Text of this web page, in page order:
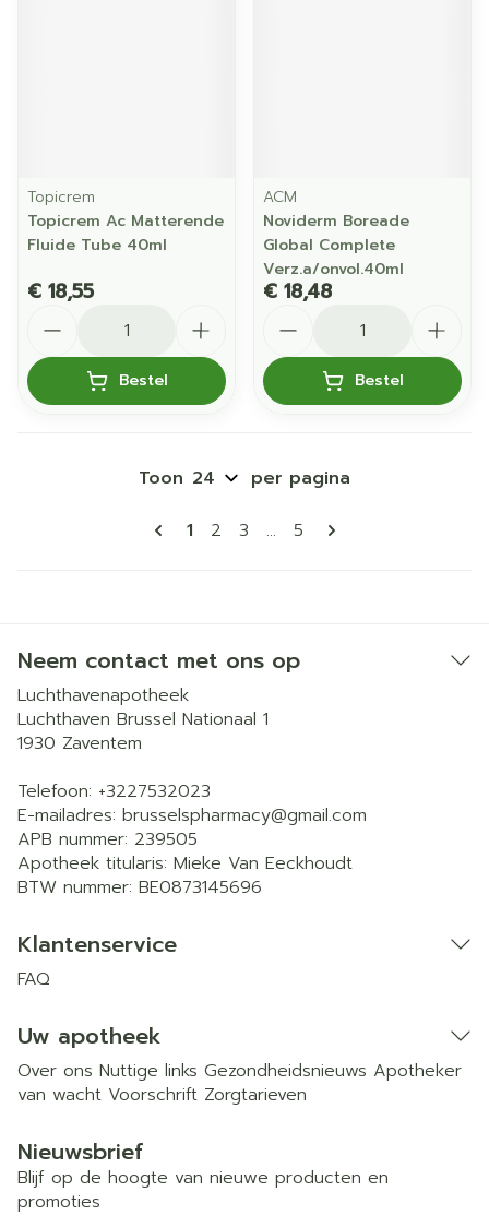
Topicrem
Topicrem Ac Matterende
Fluide Tube 40ml
€ 18,55
Bestel
ACM
Noviderm Boreade
Global Complete
Verz.a/onvol.40ml
€ 18,48
Bestel
Pagina's
U lees momenteel pagina
1 Pagina
2 Pagina
3 ... Pagina
5
Toon per pagina
Neem contact met ons op
Luchthavenapotheek
Luchthaven Brussel Nationaal 1
1930 Zaventem
Telefoon: +3227532023
E-mailadres: brusselspharmacy@gmail.com
APB nummer: 239505
Apotheek titularis: Mieke Van Eeckhoudt
BTW nummer: BE0873145696
Klantenservice
FAQ
Uw apotheek
Over ons Nuttige links Gezondheidsnieuws Apotheker
van wacht Voorschrift Zorgtarieven
Nieuwsbrief
Blijf op de hoogte van nieuwe producten en
promoties